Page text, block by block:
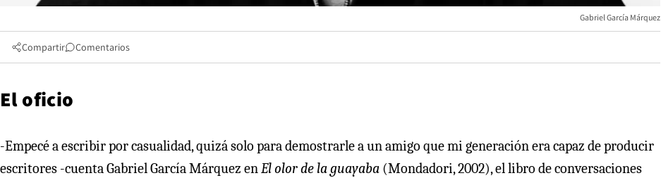
Gabriel García Márquez
Compartir Comentarios
El oficio
-Empecé a escribir por casualidad, quizá solo para demostrarle a un amigo que mi generación era capaz de producir
escritores -cuenta Gabriel García Márquez enEl olor de la guayaba (Mondadori, 2002), el libro de conversaciones